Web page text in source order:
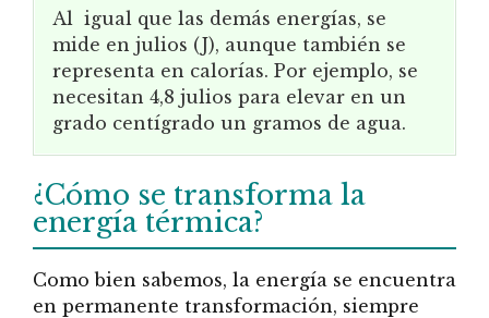
Al igual que las demás energías, se
mide en julios (J), aunque también se
representa en calorías. Por ejemplo, se
necesitan 4,8 julios para elevar en un
grado centígrado un gramos de agua.
¿Cómo se transforma la
energía térmica?
Como bien sabemos, la energía se encuentra
en permanente transformación, siempre